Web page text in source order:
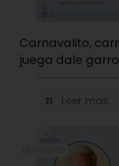
Carnavalito,
juega dale
Leer mas